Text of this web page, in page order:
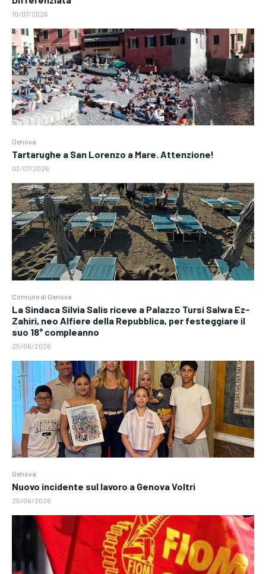
10/07/2026
Genova
Tartarughe a San Lorenzo a Mare. Attenzione!
03/07/2026
Comune di Genova
La Sindaca Silvia Salis riceve a Palazzo Tursi Salwa Ez-
Zahiri, neo Alfiere della Repubblica, per festeggiare il
suo 18° compleanno
25/06/2026
Genova
Nuovo incidente sul lavoro a Genova Voltri
25/06/2026